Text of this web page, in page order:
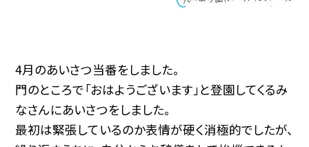
4月のあいさつ当番をしました。
門のところで「おはようございます」と登園してくるみ
なさんにあいさつをしました。
最初は緊張しているのか表情が硬く消極的でしたが、